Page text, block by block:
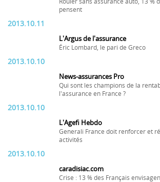
Rouler sans assurance auto, 13 %
pensent
2013.10.11
L'Argus de l'assurance
Éric Lombard, le pari de Greco
2013.10.10
News-assurances Pro
Qui sont les champions de la
l'assurance en France ?
2013.10.10
L'Agefi Hebdo
Generali France doit renforcer et
activités
2013.10.10
caradisiac.com
Crise : 13 % des Français